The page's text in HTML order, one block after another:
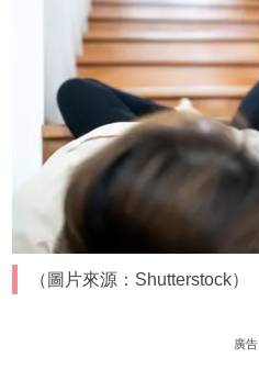
（圖片來源：Shutterstock）
廣告